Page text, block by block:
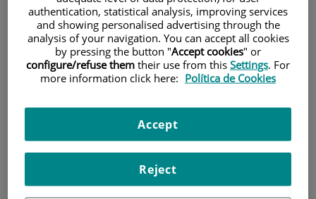
contenido
PLAN DE FORMACIÓN
|VI REUNIÓN ANUAL DE PLATAFORMAS
authentication, statistical analysis, improving services
and showing personalised advertising through the
analysis of your navigation. You can accept all cookies
by pressing the button "Accept cookies" or
configure/refuse them their use from this Settings. For
more information click here: Política de Cookies
Reject
Accept